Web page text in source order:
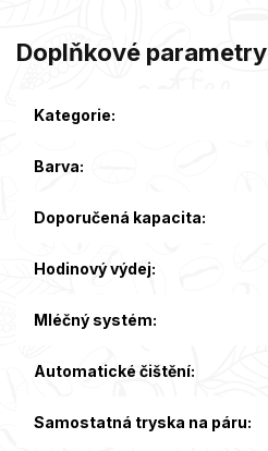
Doplňkové parametry
Kategorie:
Barva:
Doporučená kapacita:
Hodinový výdej:
Mléčný systém:
Automatické čištění:
Samostatná tryska na páru: